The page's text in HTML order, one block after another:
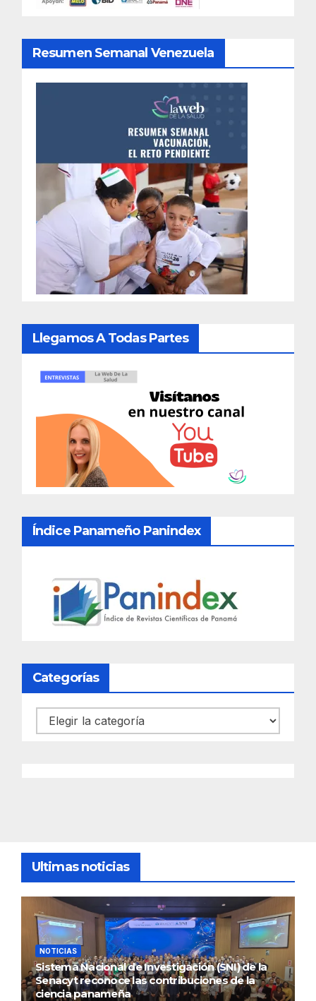
Resumen Semanal Venezuela
Llegamos A Todas Partes
Índice Panameño Panindex
Categorías
Categorías
Ultimas noticias
NOTICIAS
Sistema Nacional de Investigación (SNI) de la
Senacyt reconoce las contribuciones de la
ciencia panameña